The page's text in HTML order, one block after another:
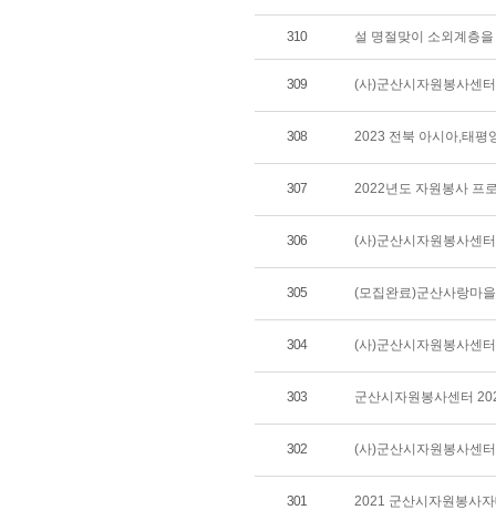
310 설 명절맞이 소외계층
309 (사)군산시자원봉사센
308 2023 전북 아시아,태평
307 2022년도 자원봉사 프
306 (사)군산시자원봉사센
305 (모집완료)군산사랑마
304 (사)군산시자원봉사센
303 군산시자원봉사센터
302 (사)군산시자원봉사센
301 2021 군산시자원봉사